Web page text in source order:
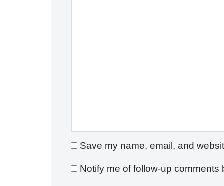
Save my name, email, and
Notify me of follow-up comments